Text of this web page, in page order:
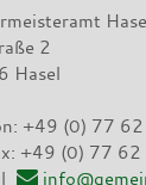
2
Hasel
+49 (0) 77
+49 (0) 77